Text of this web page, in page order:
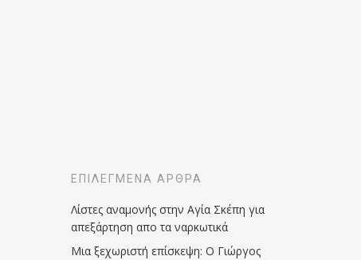
ΕΠΙΛΕΓΜΈΝΑ ΆΡΘΡΑ
Λίστες αναμονής στην Αγία Σκέπη για
απεξάρτηση απο τα ναρκωτικά
Μια ξεχωριστή επίσκεψη: Ο Γιώργος